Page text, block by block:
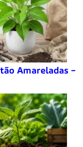
Amareladas –